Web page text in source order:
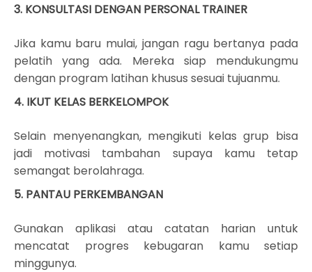
3. KONSULTASI DENGAN PERSONAL TRAINER
Jika kamu baru mulai, jangan ragu bertanya pada
pelatih yang ada. Mereka siap mendukungmu
dengan program latihan khusus sesuai tujuanmu.
4. IKUT KELAS BERKELOMPOK
Selain menyenangkan, mengikuti kelas grup bisa
jadi motivasi tambahan supaya kamu tetap
semangat berolahraga.
5. PANTAU PERKEMBANGAN
Gunakan aplikasi atau catatan harian untuk
mencatat progres kebugaran kamu setiap
minggunya.